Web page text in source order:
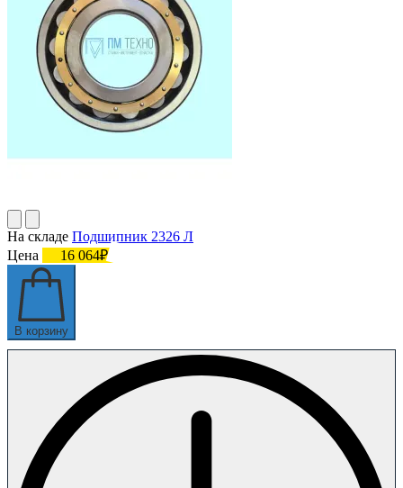
На складе Подшипник 2326 Л
Цена
16 064₽
В корзину